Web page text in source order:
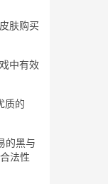
肤购买
中有效
质的
的黑与
法性